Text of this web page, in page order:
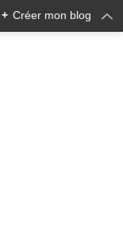
+ Créer mon blog